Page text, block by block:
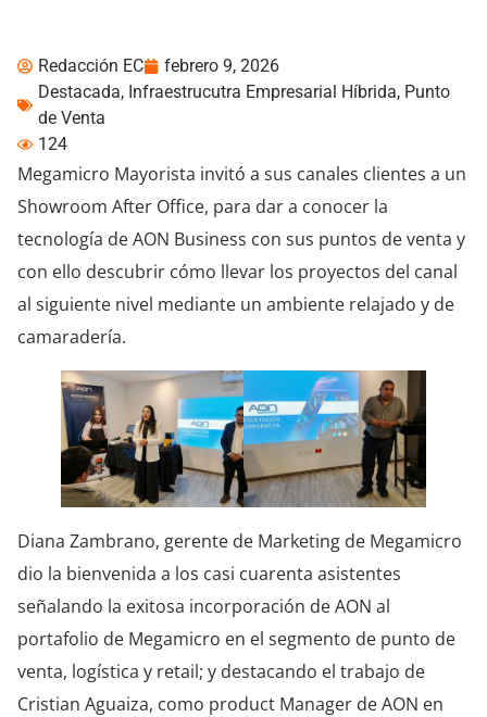
Redacción EC
febrero 9, 2026
Destacada, Infraestrucutra Empresarial Híbrida, Punto
de Venta
124
Megamicro Mayorista invitó a sus canales clientes a un
Showroom After Office, para dar a conocer la
tecnología de AON Business con sus puntos de venta y
con ello descubrir cómo llevar los proyectos del canal
al siguiente nivel mediante un ambiente relajado y de
camaradería.
Diana Zambrano, gerente de Marketing de Megamicro
dio la bienvenida a los casi cuarenta asistentes
señalando la exitosa incorporación de AON al
portafolio de Megamicro en el segmento de punto de
venta, logística y retail; y destacando el trabajo de
Cristian Aguaiza, como product Manager de AON en